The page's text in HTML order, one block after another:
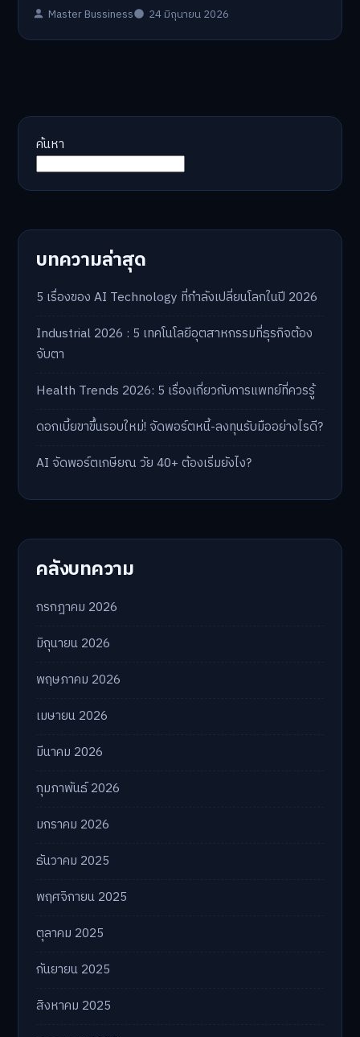
Master Bussiness 24 มิถุนายน 2026
ค้นหา
บทความล่าสุด
5 เรื่องของ AI Technology ที่กำลังเปลี่ยนโลกในปี 2026
Industrial 2026 : 5 เทคโนโลยีอุตสาหกรรมที่ธุรกิจต้อง
จับตา
Health Trends 2026: 5 เรื่องเกี่ยวกับการแพทย์ที่ควรรู้
ดอกเบี้ยขาขึ้นรอบใหม่! จัดพอร์ตหนี้-ลงทุนรับมืออย่างไรดี?
AI จัดพอร์ตเกษียณ วัย 40+ ต้องเริ่มยังไง?
คลังบทความ
กรกฎาคม 2026
มิถุนายน 2026
พฤษภาคม 2026
เมษายน 2026
มีนาคม 2026
กุมภาพันธ์ 2026
มกราคม 2026
ธันวาคม 2025
พฤศจิกายน 2025
ตุลาคม 2025
กันยายน 2025
สิงหาคม 2025